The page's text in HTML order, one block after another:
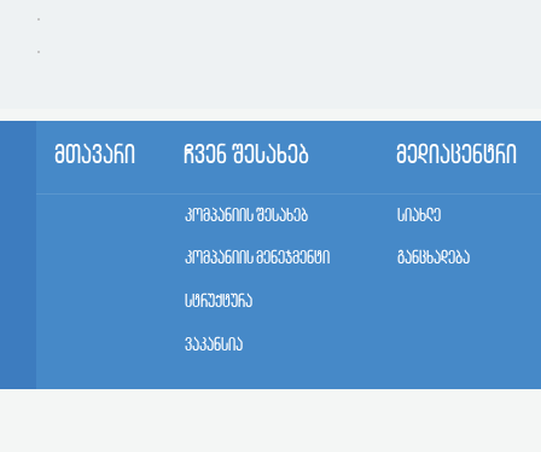
მთავარი ჩვენ შესახებ მედიაცენტრი
კომპანიის შესახებ სიახლე
კომპანიის მენეჯმენტი განცხადება
სტრუქტურა
ვაკანსია